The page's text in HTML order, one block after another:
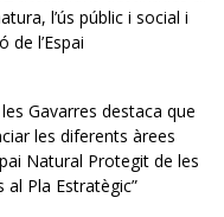
l’ús públic i social i
de l’Espai
Gavarres destaca que
les diferents àrees
Natural Protegit de les
Pla Estratègic”